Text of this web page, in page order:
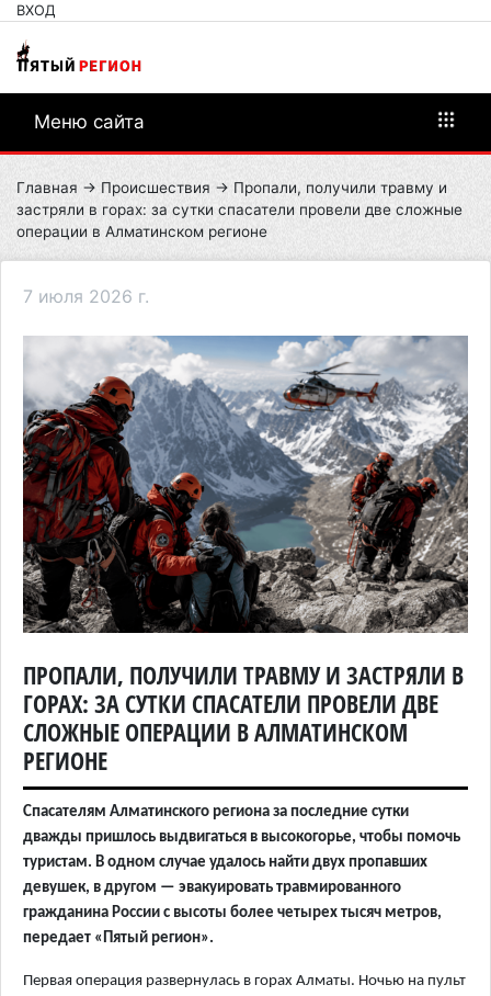
ВХОД
Меню сайта
Главная → Происшествия → Пропали, получили травму и
застряли в горах: за сутки спасатели провели две сложные
операции в Алматинском регионе
7 июля 2026 г.
ПРОПАЛИ, ПОЛУЧИЛИ ТРАВМУ И ЗАСТРЯЛИ В
ГОРАХ: ЗА СУТКИ СПАСАТЕЛИ ПРОВЕЛИ ДВЕ
СЛОЖНЫЕ ОПЕРАЦИИ В АЛМАТИНСКОМ
РЕГИОНЕ
Спасателям Алматинского региона за последние сутки
дважды пришлось выдвигаться в высокогорье, чтобы помочь
туристам. В одном случае удалось найти двух пропавших
девушек, в другом — эвакуировать травмированного
гражданина России с высоты более четырех тысяч метров,
передает «Пятый регион».
Первая операция развернулась в горах Алматы. Ночью на пульт